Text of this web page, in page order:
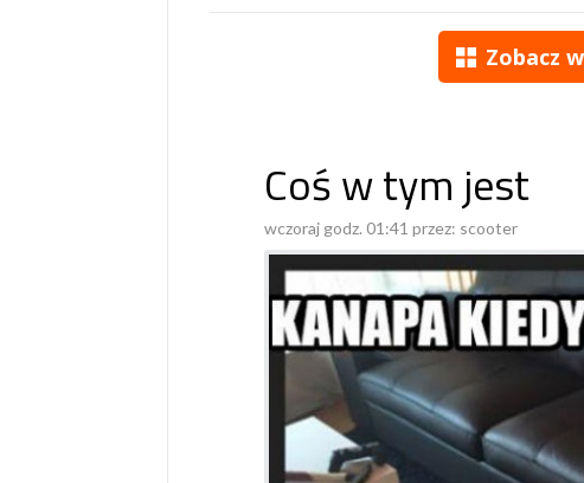
Zobacz
Coś w tym jest
wczoraj godz. 01:41 przez: scooter